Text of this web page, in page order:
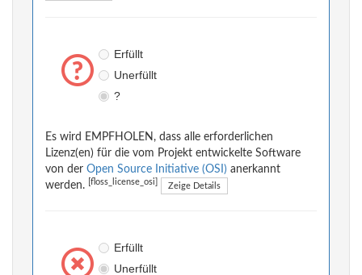
Erfüllt
Unerfüllt
?
Es wird EMPFHOLEN, dass alle erforderlichen
Lizenz(en) für die vom Projekt entwickelte Software
von der Open Source Initiative (OSI) anerkannt
werden.
[floss_license_osi] Zeige Details
Erfüllt
Unerfüllt